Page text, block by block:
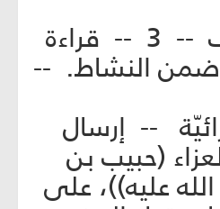
الحديث الشريف -- 3 -- قراءة
ضمن النشاط. --
-- إرسال
(حبيب بن
عليه))، على